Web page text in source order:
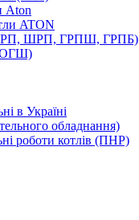
Aton
ATON
(ГРП, ШРП, ГРПШ, ГРПБ)
в Україні
обладнання)
роботи котлів (ПНР)